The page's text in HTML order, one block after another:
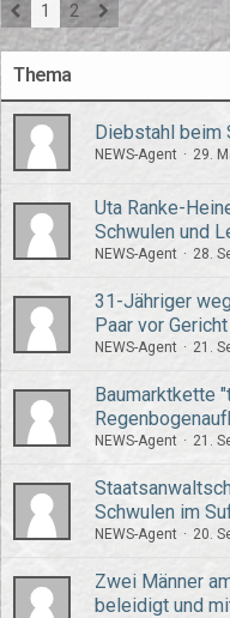
1 2
Thema
Diebstahl beim
NEWS-Agent 29.
Uta Ranke-
Schwulen und
NEWS-Agent 28.
31-Jähriger
Paar vor Gericht
NEWS-Agent 21.
Baumarktkette
NEWS-Agent 21.
Schwulen im
NEWS-Agent 20.
Zwei Männer
beleidigt und